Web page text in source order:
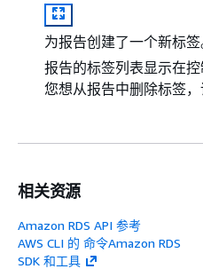
为报告创建了一个新标签
报告的标签列表显示在
您想从报告中删除标签
相关资源
Amazon RDS API 参考
AWS CLI 的 命令Amazon RDS
SDK 和工具